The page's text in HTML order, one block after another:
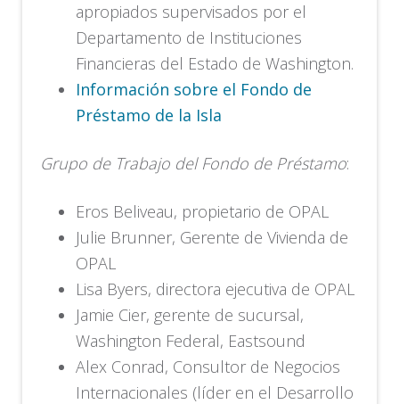
apropiados supervisados por el
Departamento de Instituciones
Financieras del Estado de Washington.
Información sobre el Fondo de
Préstamo de la Isla
Grupo de Trabajo del Fondo de Préstamo:
Eros Beliveau, propietario de OPAL
Julie Brunner, Gerente de Vivienda de
OPAL
Lisa Byers, directora ejecutiva de OPAL
Jamie Cier, gerente de sucursal,
Washington Federal, Eastsound
Alex Conrad, Consultor de Negocios
Internacionales (líder en el Desarrollo